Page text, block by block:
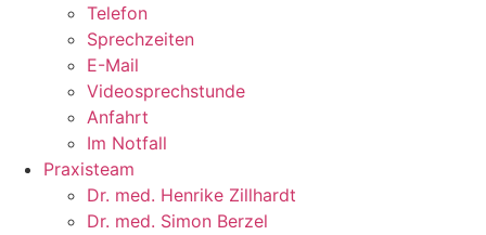
Telefon
Sprechzeiten
E-Mail
Videosprechstunde
Anfahrt
Im Notfall
Praxisteam
Dr. med. Henrike Zillhardt
Dr. med. Simon Berzel